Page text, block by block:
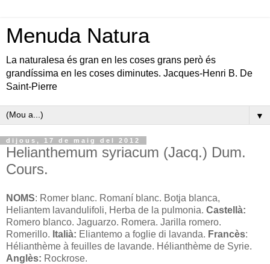
Menuda Natura
La naturalesa és gran en les coses grans però és
grandíssima en les coses diminutes. Jacques-Henri B. De
Saint-Pierre
▼
dijous, 17 de maig del 2012
Helianthemum syriacum (Jacq.) Dum.
Cours.
NOMS: Romer blanc. Romaní blanc. Botja blanca,
Heliantem lavandulifoli, Herba de la pulmonia. Castellà:
Romero blanco. Jaguarzo. Romera. Jarilla romero.
Romerillo. Italià: Eliantemo a foglie di lavanda. Francès:
Hélianthème à feuilles de lavande. Hélianthème de Syrie.
Anglès: Rockrose.